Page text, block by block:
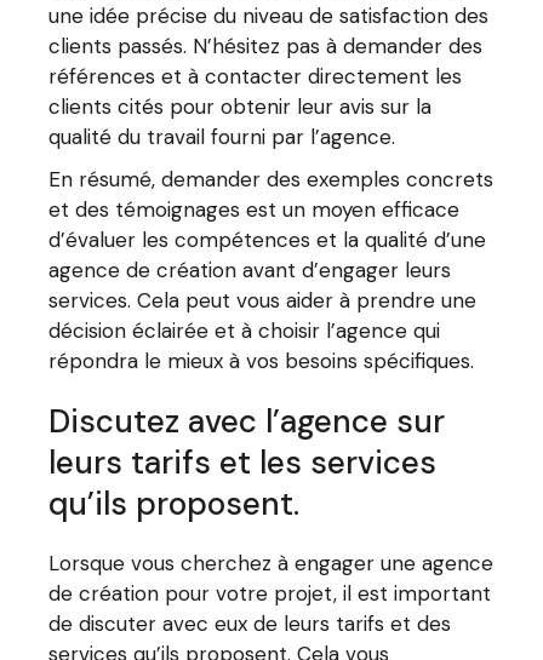
une idée précise du niveau de satisfaction des
clients passés. N’hésitez pas à demander des
références et à contacter directement les
clients cités pour obtenir leur avis sur la
qualité du travail fourni par l’agence.
En résumé, demander des exemples concrets
et des témoignages est un moyen efficace
d’évaluer les compétences et la qualité d’une
agence de création avant d’engager leurs
services. Cela peut vous aider à prendre une
décision éclairée et à choisir l’agence qui
répondra le mieux à vos besoins spécifiques.
Discutez avec l’agence sur
leurs tarifs et les services
qu’ils proposent.
Lorsque vous cherchez à engager une agence
de création pour votre projet, il est important
de discuter avec eux de leurs tarifs et des
services qu’ils proposent. Cela vous